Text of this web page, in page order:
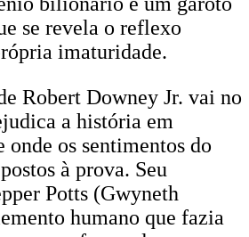
se revela o reflexo
imaturidade.
Robert Downey Jr. vai no
a história em
onde os sentimentos do
à prova. Seu
Potts (Gwyneth
humano que fazia